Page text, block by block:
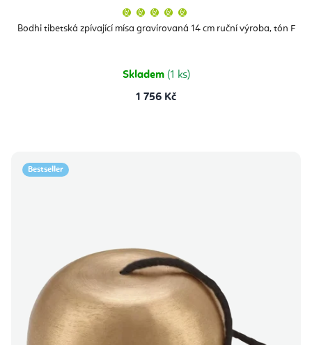
Bodhi tibetská zpívající mísa gravírovaná 14 cm ruční výroba, tón F
produktu
je
Skladem (1 ks)
1 756 Kč
Bestseller